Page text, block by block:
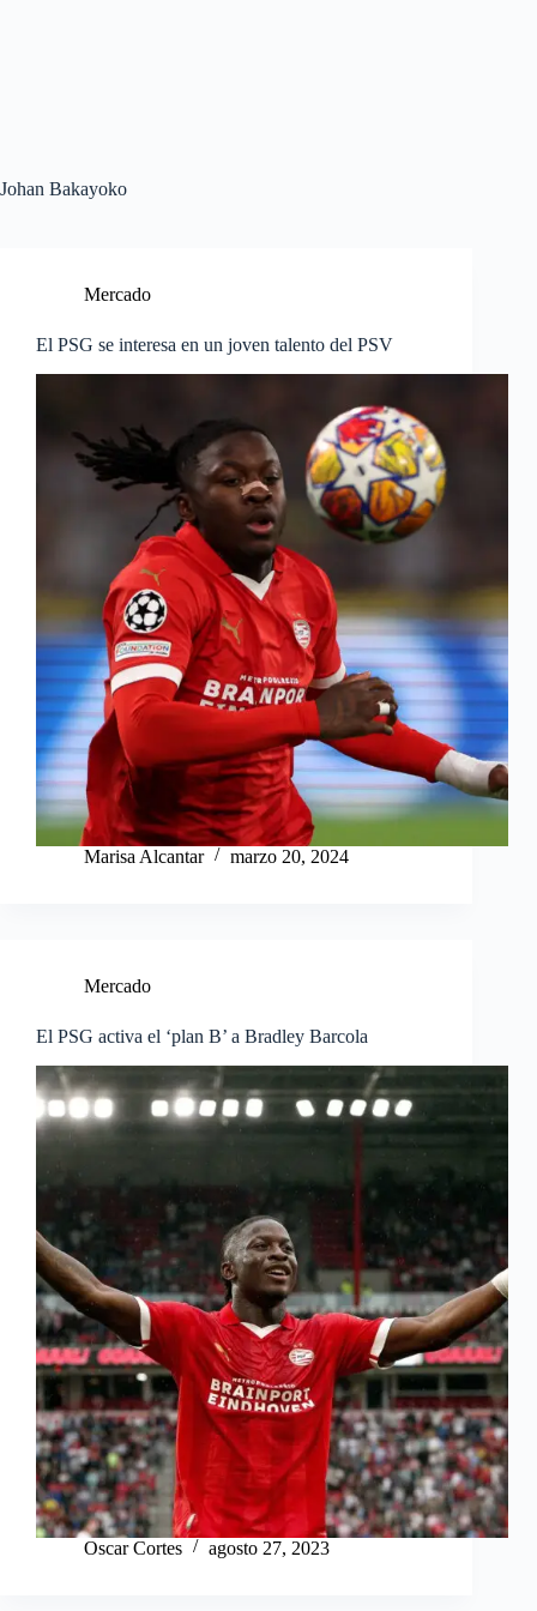
Johan Bakayoko
Mercado
El PSG se interesa en un joven talento del PSV
Marisa Alcantar marzo 20, 2024
Mercado
El PSG activa el ‘plan B’ a Bradley Barcola
Oscar Cortes agosto 27, 2023